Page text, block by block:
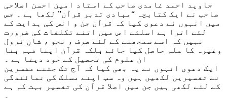
جاوید احمد غامدی صاحب کے استاد امین احسن اصلاحی
صاحب نے ایک کتابچہ “مبادی تدبر قرآن” لکھا ہے ۔ جس
میں انہوں نے دعوی کیا کہ قرآن جن و انس کی ہدایت کے
لئے اترا ہے اسلئے ا س میں اتنے تکلفات کی ضرورت
نہیں کہ اسے سمجھنے کے لئے صرف ، نحو ، شانِ نزول
وغیرہ کا علم حاصل کیا جائے بلکہ قرآن اپنا فہم بنا
ان علوم کی تحصیل کے خود دیتا ہے ۔
ایک دعوی انہوں نے یہ بھی کیا کہ آج تک جتنے مفسرین
نے تفسیریں لکھیں ہیں وہ سب اپنے مسلک کی نمائندگی
کے لئے لکھی ہیں جن میں اصلا قرآن کی تفسیر بہت کم ہے
۔